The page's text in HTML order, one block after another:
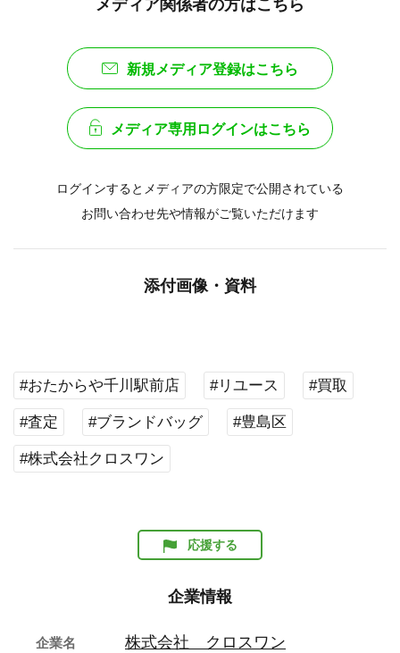
メディア関係者の方はこちら
新規メディア登録はこちら
メディア専用ログインはこちら
ログインするとメディアの方限定で公開されている
お問い合わせ先や情報がご覧いただけます
添付画像・資料
#おたからや千川駅前店 #リユース #買取
#査定 #ブランドバッグ #豊島区
#株式会社クロスワン
応援する
企業情報
企業名 株式会社 クロスワン